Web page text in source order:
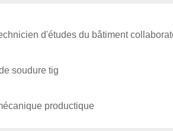
d'études du bâtiment
soudure tig
productique